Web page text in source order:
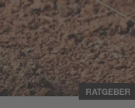
RATGEBER